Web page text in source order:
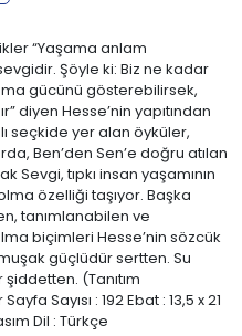
“Yaşama anlam
Şöyle ki: Biz ne kadar
gücünü gösterebilirsek,
diyen Hesse’nin yapıtından
seçkide yer alan öyküler,
Ben’den Sen’e doğru atılan
Sevgi, tıpkı insan yaşamının
özelliği taşıyor. Başka
tanımlanabilen ve
biçimleri Hesse’nin sözcük
güçlüdür sertten. Su
(Tanıtım
Sayısı : 192 Ebat : 13,5 x 21
Dil : Türkçe